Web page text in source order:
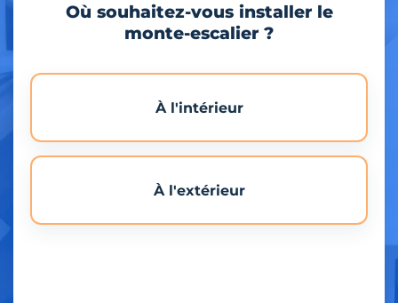
Où souhaitez-vous installer le
monte-escalier ?
À l'intérieur
À l'extérieur